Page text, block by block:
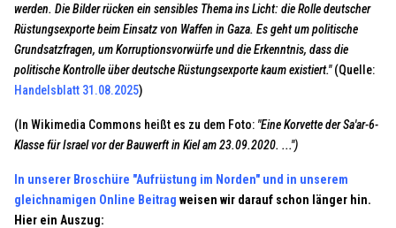
werden. Die Bilder rücken ein sensibles Thema ins Licht: die Rolle deutscher
Rüstungsexporte beim Einsatz von Waffen in Gaza. Es geht um politische
Grundsatzfragen, um Korruptionsvorwürfe und die Erkenntnis, dass die
politische Kontrolle über deutsche Rüstungsexporte kaum existiert."(Quelle:
Handelsblatt 31.08.2025)
(In Wikimedia Commons heißt es zu dem Foto: "Eine Korvette der Sa'ar-6-
Klasse für Israel vor der Bauwerft in Kiel am 23.09.2020. ...")
In unserer Broschüre "Aufrüstung im Norden" und in unserem
gleichnamigen Online Beitrag weisen wir darauf schon länger hin.
Hier ein Auszug: